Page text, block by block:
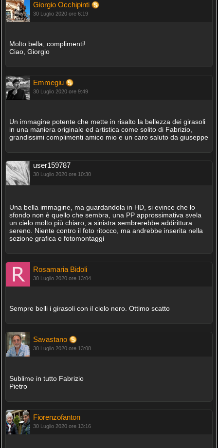
Giorgio Occhipinti
30 Luglio 2020 ore 6:19
Molto bella, complimenti!
Ciao, Giorgio
Emmegiu
30 Luglio 2020 ore 9:49
Un immagine potente che mette in risalto la bellezza dei girasoli
in una maniera originale ed artistica come solito di Fabrizio,
grandissimi complimenti amico mio e un caro saluto da giuseppe
user159787
30 Luglio 2020 ore 10:30
Una bella immagine, ma guardandola in HD, si evince che lo
sfondo non è quello che sembra, una PP approssimativa svela
un cielo molto più chiaro, a sinistra sembrerebbe addirittura
sereno. Niente contro il foto ritocco, ma andrebbe inserita nella
sezione grafica e fotomontaggi
Rosamaria Bidoli
30 Luglio 2020 ore 13:04
Sempre belli i girasoli con il cielo nero. Ottimo scatto
Savastano
30 Luglio 2020 ore 13:08
Sublime in tutto Fabrizio
Pietro
Fiorenzofanton
30 Luglio 2020 ore 13:16